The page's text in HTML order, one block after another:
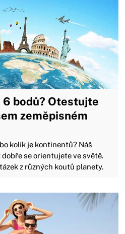
6 bodů? Otestujte
zeměpisném
kolik je kontinentů? Náš
se orientujete ve světě.
z různých koutů planety.